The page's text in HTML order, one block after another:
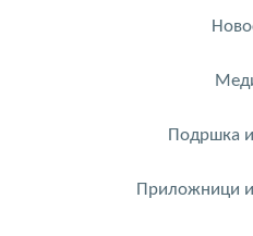
Подршка
Приложници